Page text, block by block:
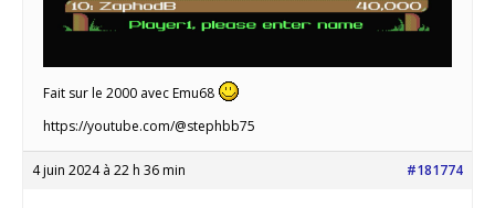
Fait sur le 2000 avec Emu68
https://youtube.com/@stephbb75
4 juin 2024 à 22 h 36 min #181774